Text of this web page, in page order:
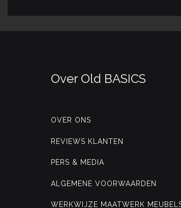
Over Old BASICS
OVER ONS
REVIEWS KLANTEN
PERS & MEDIA
ALGEMENE VOORWAARDEN
WERKWIJZE MAATWERK